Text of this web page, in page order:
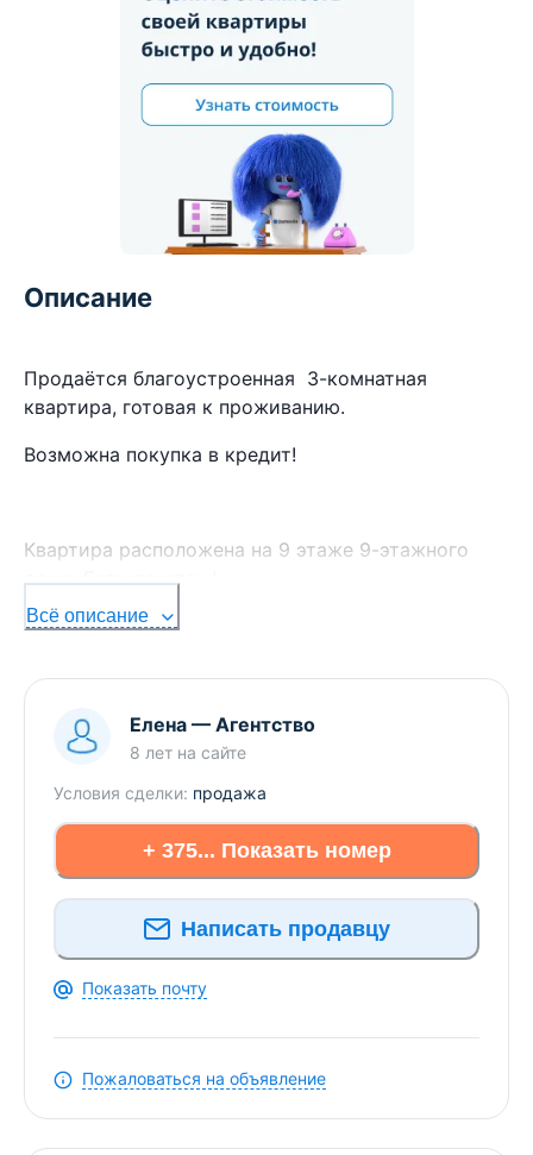
Описание
Продаётся благоустроенная 3-комнатная
квартира, готовая к проживанию.
Возможна покупка в кредит!
Квартира расположена на 9 этаже 9-этажного
дома. Есть техэтаж!
Площадь 72,2 м.кв.
Во всех комнатах, включая лоджию, установлены
пластиковые стеклопакеты. На полу паркет и
потолки выровнены и окрашены
Кухня оборудована необходимой техникой:
газовая плита, холодильник. Предусмотрено
достаточное количество мест для хранения
вещей, кухонный стол и барные стулья.
Мебель в квартире остается по договоренности.
Всё описание
Елена — Агентство
8 лет на сайте
Условия сделки: продажа
+ 375... Показать номер
Написать продавцу
Показать почту
Пожаловаться на объявление